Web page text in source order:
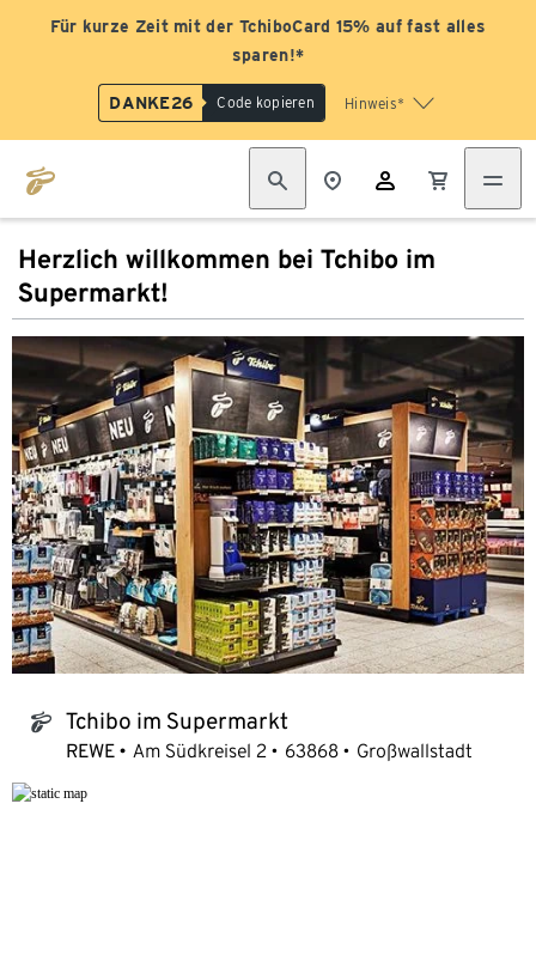
Für kurze Zeit mit der TchiboCard 15% auf fast alles
sparen!*
DANKE26 Code kopieren Hinweis*
Herzlich willkommen bei Tchibo im
Supermarkt!
tchibo_logo Tchibo im Supermarkt
REWE Am Südkreisel 2 63868 Großwallstadt